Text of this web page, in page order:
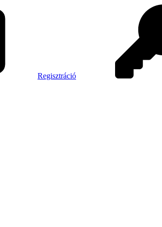
Regisztráció